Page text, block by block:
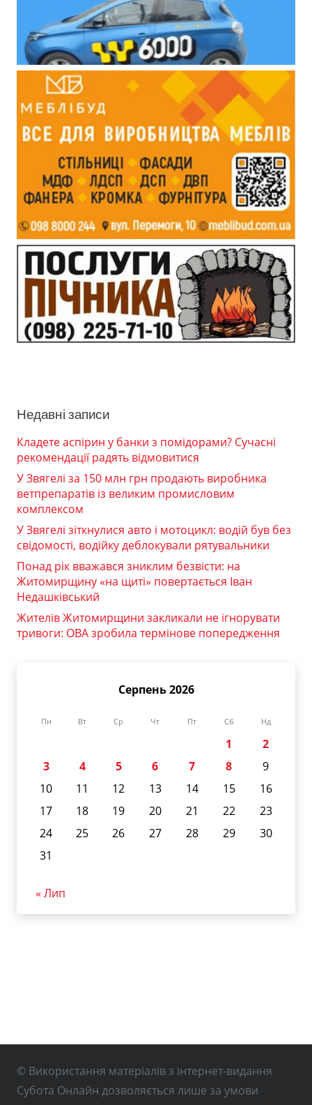
Недавні записи
Кладете аспірин у банки з помідорами? Сучасні
рекомендації радять відмовитися
У Звягелі за 150 млн грн продають виробника
ветпрепаратів із великим промисловим
комплексом
У Звягелі зіткнулися авто і мотоцикл: водій був без
свідомості, водійку деблокували рятувальники
Понад рік вважався зниклим безвісти: на
Житомирщину «на щиті» повертається Іван
Недашківський
Жителів Житомирщини закликали не ігнорувати
тривоги: ОВА зробила термінове попередження
Серпень 2026
Пн Вт Ср Чт Пт Сб Нд
1
2
3
4 5 6 7 8
9
10
11 12 13 14 15
16
17
18 19 20 21 22
23
24
25 26 27 28 29
30
31
« Лип
© Використання матеріалів з інтернет-видання
Субота Онлайн дозволяється лише за умови